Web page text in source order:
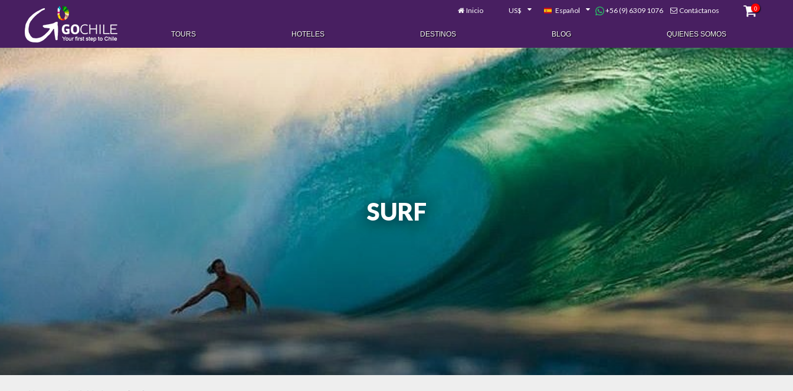
Inicio US$ Español +56 (9) 6309 1076 Contáctanos 0
TOURS HOTELES DESTINOS BLOG QUIENES SOMOS
SURF